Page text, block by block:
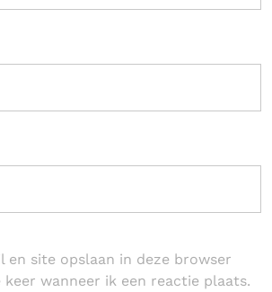
en site opslaan in deze browser
keer wanneer ik een reactie plaats.